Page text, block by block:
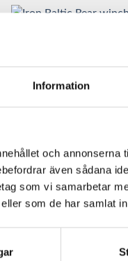
Information
och annonserna
även sådana
som vi samarbetar
som de har samlat
Iron Baltic Rear winch
kit (Can-Am Outlander
LÄGG I VARUKORG